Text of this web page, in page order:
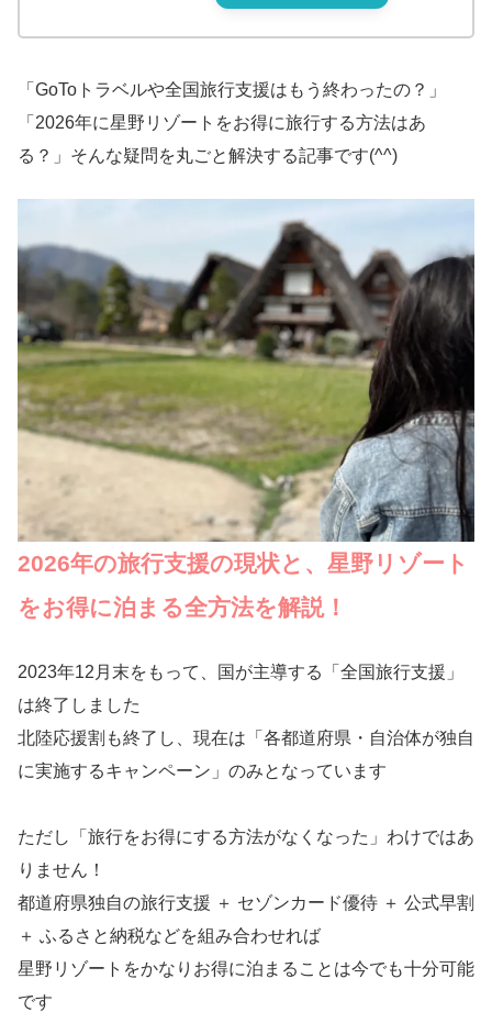
「GoToトラベルや全国旅行支援はもう終わったの？」
「2026年に星野リゾートをお得に旅行する方法はあ
る？」そんな疑問を丸ごと解決する記事です(^^)
2026年の旅行支援の現状と、星野リゾート
をお得に泊まる全方法を解説！
2023年12月末をもって、国が主導する「全国旅行支援」
は終了しました
北陸応援割も終了し、現在は「各都道府県・自治体が独自
に実施するキャンペーン」のみとなっています
ただし「旅行をお得にする方法がなくなった」わけではあ
りません！
都道府県独自の旅行支援 ＋ セゾンカード優待 ＋ 公式早割
＋ ふるさと納税などを組み合わせれば
星野リゾートをかなりお得に泊まることは今でも十分可能
です